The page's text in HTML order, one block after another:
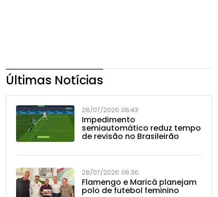
Últimas Notícias
28/07/2026 08:43
Impedimento
semiautomático reduz tempo
de revisão no Brasileirão
28/07/2026 08:36
Flamengo e Maricá planejam
polo de futebol feminino